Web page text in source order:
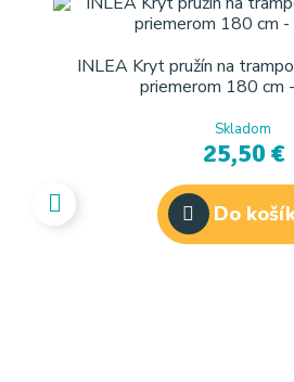
INLEA Kryt pružín na
priemerom 180 cm
Skladom
25,50 €
Do